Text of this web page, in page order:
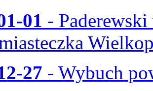
01 -
27 - Wybuch